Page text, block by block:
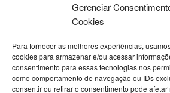
Gerenciar
Cookies
Para fornecer as melhores experiências,
cookies para armazenar e/ou acessar
consentimento para essas tecnologias nos
como comportamento de navegação ou IDs
consentir ou retirar o consentimento pode
*
E-mail *